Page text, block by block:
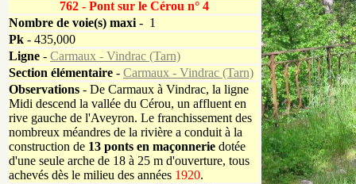
762 - Pont sur le Cérou n° 4
Nombre de voie(s) maxi- 1
Pk - 435,000
Ligne - Carmaux - Vindrac (Tarn)
Section élémentaire - Carmaux - Vindrac (Tarn)
Observations - De Carmaux à Vindrac, la ligne
Midi descend la vallée du Cérou, un affluent en
rive gauche de l'Aveyron. Le franchissement des
nombreux méandres de la rivière a conduit à la
construction de 13 ponts en maçonnerie dotée
d'une seule arche de 18 à 25 m d'ouverture, tous
achevés dès le milieu des années 1920.